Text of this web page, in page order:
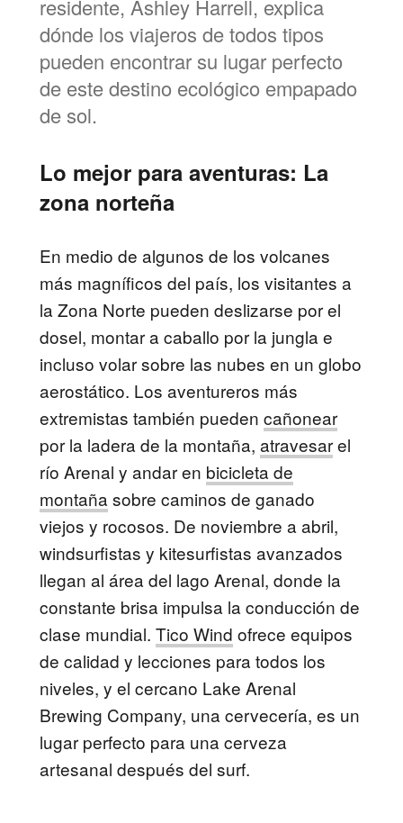
residente, Ashley Harrell, explica
dónde los viajeros de todos tipos
pueden encontrar su lugar perfecto
de este destino ecológico empapado
de sol.
Lo mejor para aventuras: La
zona norteña
En medio de algunos de los volcanes
más magníficos del país, los visitantes a
la Zona Norte pueden deslizarse por el
dosel, montar a caballo por la jungla e
incluso volar sobre las nubes en un globo
aerostático. Los aventureros más
extremistas también puedencañonear
por la ladera de la montaña,atravesarel
río Arenal y andar en bicicleta de
montaña sobre caminos de ganado
viejos y rocosos. De noviembre a abril,
windsurfistas y kitesurfistas avanzados
llegan al área del lago Arenal, donde la
constante brisa impulsa la conducción de
clase mundial.Tico Wind ofrece equipos
de calidad y lecciones para todos los
niveles, y el cercano Lake Arenal
Brewing Company, una cervecería, es un
lugar perfecto para una cerveza
artesanal después del surf.